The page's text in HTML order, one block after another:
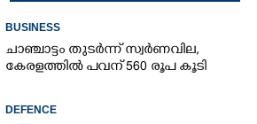
BUSINESS
ചാഞ്ചാട്ടം തുടർന്ന് സ്വർണവില,
കേരളത്തിൽ പവന് 560 രൂപ കൂടി
DEFENCE